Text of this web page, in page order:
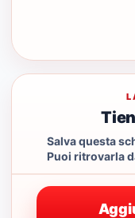
Salva questa
Puoi ritrovarla